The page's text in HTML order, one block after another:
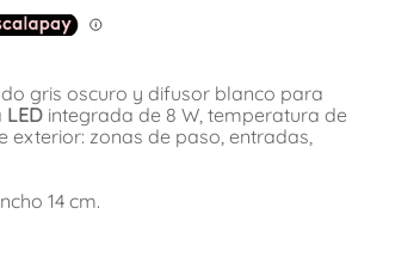
gris oscuro y difusor blanco para
LED integrada de 8 W, temperatura de
exterior: zonas de paso, entradas,
14 cm.